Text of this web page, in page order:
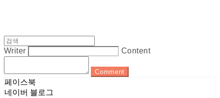
Writer Content
Comment
페이스북
네이버 블로그